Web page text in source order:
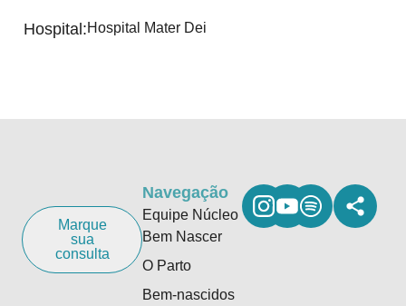
Hospital:Hospital Mater Dei
Marque
sua
consulta
Navegação
Equipe Núcleo
Bem Nascer
O Parto
Bem-nascidos